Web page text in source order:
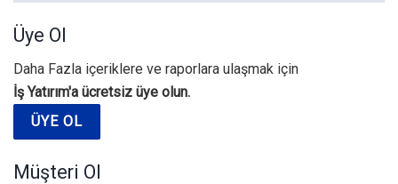
Üye Ol
Daha Fazla içeriklere ve raporlara ulaşmak için
İş Yatırım'a ücretsiz üye olun.
ÜYE OL
Müşteri Ol